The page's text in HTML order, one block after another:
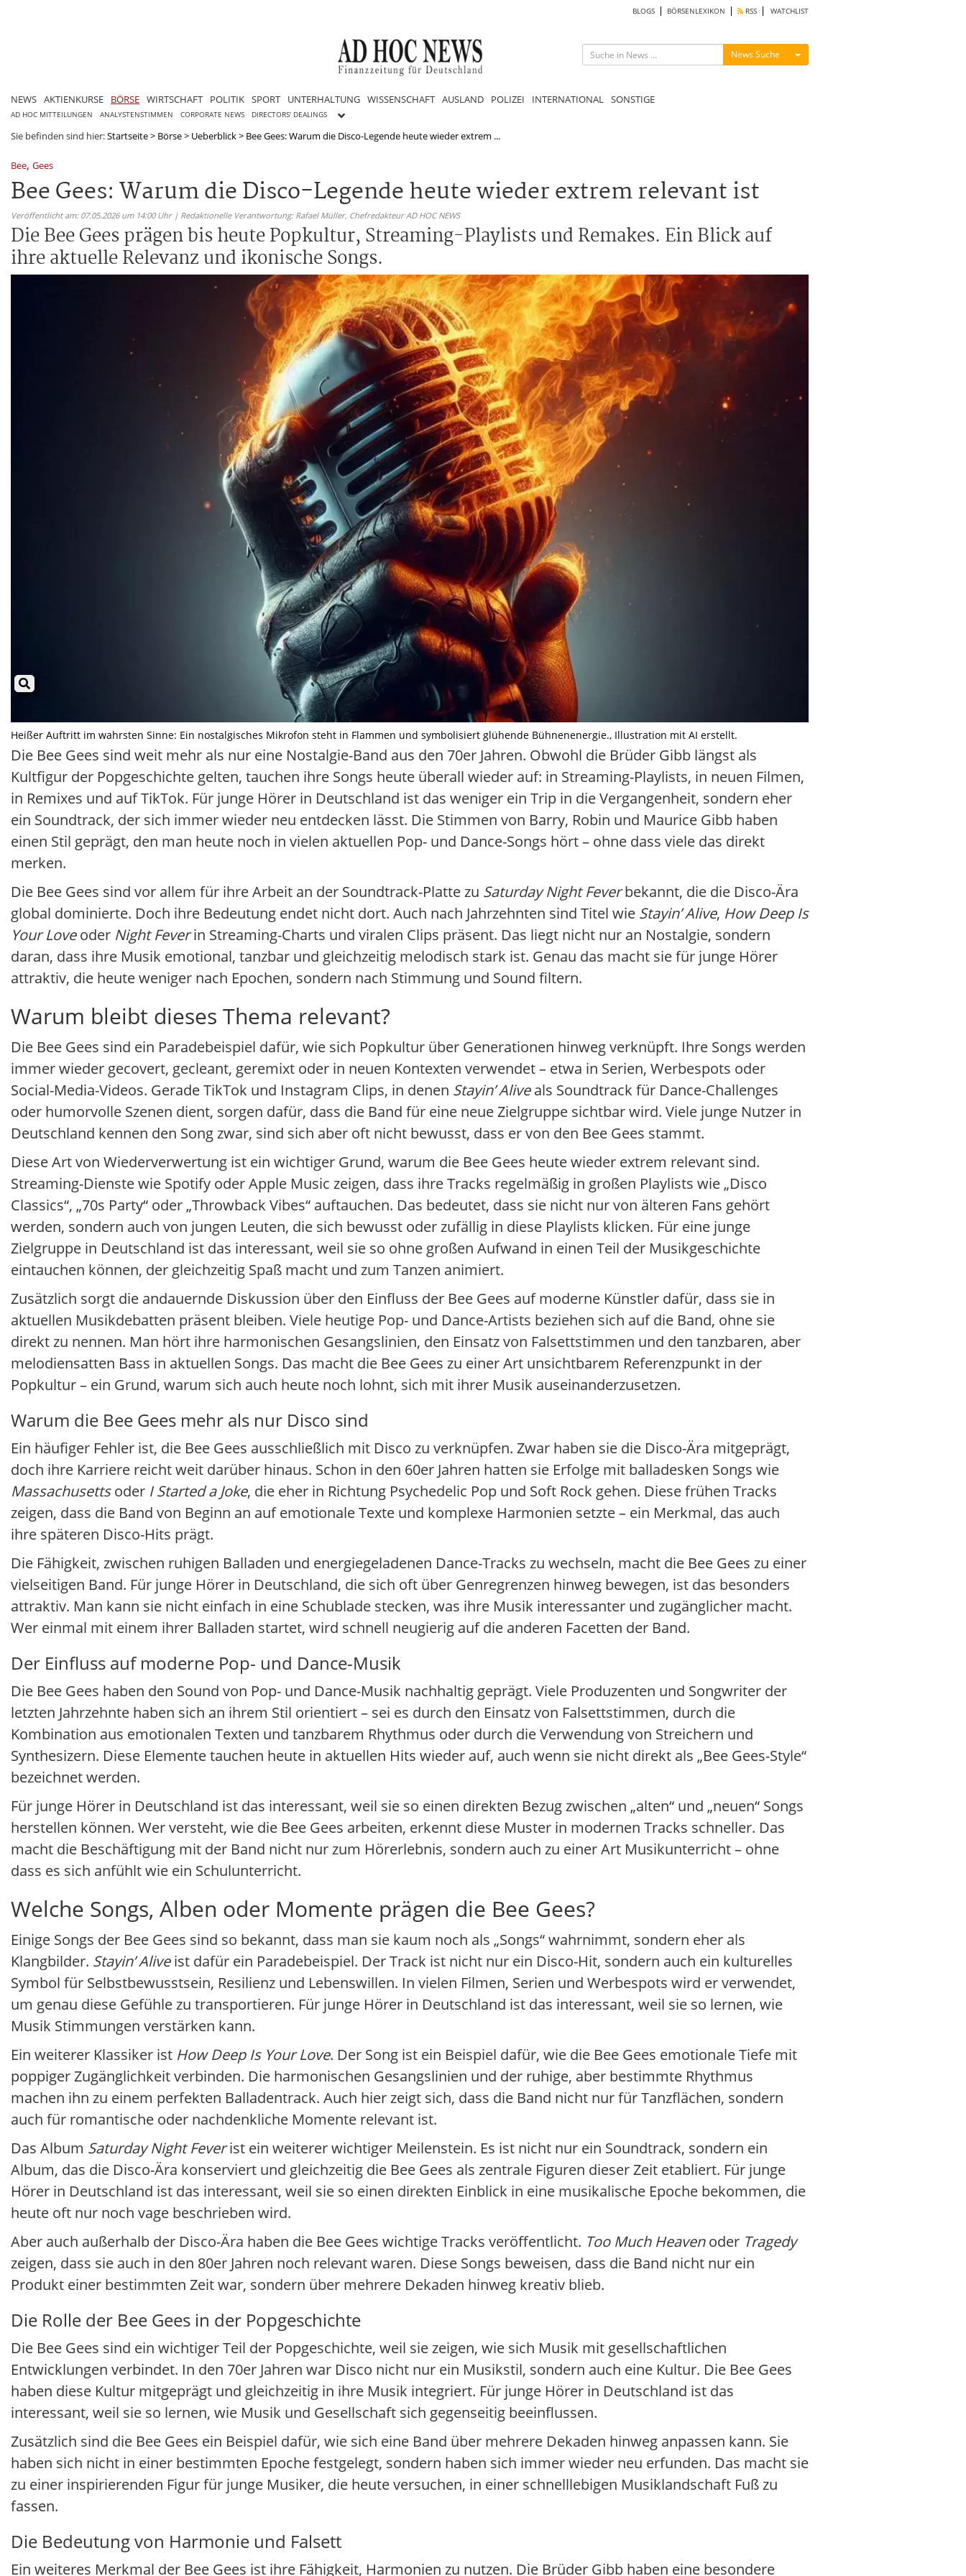
BLOGS BÖRSENLEXIKON RSS WATCHLIST
News Suche Menü ein-/ausblenden
NEWS AKTIENKURSE BÖRSE WIRTSCHAFT POLITIK SPORT UNTERHALTUNG WISSENSCHAFT AUSLAND POLIZEI INTERNATIONAL SONSTIGE
AD HOC MITTEILUNGEN ANALYSTENSTIMMEN CORPORATE NEWS DIRECTORS' DEALINGS
Sie befinden sind hier:Startseite> Börse> Ueberblick> Bee Gees: Warum die Disco-Legende heute wieder extrem ...
Bee, Gees
Bee Gees: Warum die Disco-Legende heute wieder extrem relevant ist
Veröffentlicht am: 07.05.2026 um 14:00 Uhr | Redaktionelle Verantwortung: Rafael Müller, Chefredakteur AD HOC NEWS
Die Bee Gees prägen bis heute Popkultur, Streaming-Playlists und Remakes. Ein Blick auf
ihre aktuelle Relevanz und ikonische Songs.
Heißer Auftritt im wahrsten Sinne: Ein nostalgisches Mikrofon steht in Flammen und symbolisiert glühende Bühnenenergie., Illustration mit AI erstellt.
Die Bee Gees sind weit mehr als nur eine Nostalgie-Band aus den 70er Jahren. Obwohl die Brüder Gibb längst als
Kultfigur der Popgeschichte gelten, tauchen ihre Songs heute überall wieder auf: in Streaming-Playlists, in neuen Filmen,
in Remixes und auf TikTok. Für junge Hörer in Deutschland ist das weniger ein Trip in die Vergangenheit, sondern eher
ein Soundtrack, der sich immer wieder neu entdecken lässt. Die Stimmen von Barry, Robin und Maurice Gibb haben
einen Stil geprägt, den man heute noch in vielen aktuellen Pop- und Dance-Songs hört – ohne dass viele das direkt
merken.
Die Bee Gees sind vor allem für ihre Arbeit an der Soundtrack-Platte zu Saturday Night Feverbekannt, die die Disco-Ära
global dominierte. Doch ihre Bedeutung endet nicht dort. Auch nach Jahrzehnten sind Titel wie Stayin’ Alive, How Deep Is
Your Loveoder Night Feverin Streaming-Charts und viralen Clips präsent. Das liegt nicht nur an Nostalgie, sondern
daran, dass ihre Musik emotional, tanzbar und gleichzeitig melodisch stark ist. Genau das macht sie für junge Hörer
attraktiv, die heute weniger nach Epochen, sondern nach Stimmung und Sound filtern.
Warum bleibt dieses Thema relevant?
Die Bee Gees sind ein Paradebeispiel dafür, wie sich Popkultur über Generationen hinweg verknüpft. Ihre Songs werden
immer wieder gecovert, gecleant, geremixt oder in neuen Kontexten verwendet – etwa in Serien, Werbespots oder
Social-Media-Videos. Gerade TikTok und Instagram Clips, in denen Stayin’ Aliveals Soundtrack für Dance-Challenges
oder humorvolle Szenen dient, sorgen dafür, dass die Band für eine neue Zielgruppe sichtbar wird. Viele junge Nutzer in
Deutschland kennen den Song zwar, sind sich aber oft nicht bewusst, dass er von den Bee Gees stammt.
Diese Art von Wiederverwertung ist ein wichtiger Grund, warum die Bee Gees heute wieder extrem relevant sind.
Streaming-Dienste wie Spotify oder Apple Music zeigen, dass ihre Tracks regelmäßig in großen Playlists wie „Disco
Classics“, „70s Party“ oder „Throwback Vibes“ auftauchen. Das bedeutet, dass sie nicht nur von älteren Fans gehört
werden, sondern auch von jungen Leuten, die sich bewusst oder zufällig in diese Playlists klicken. Für eine junge
Zielgruppe in Deutschland ist das interessant, weil sie so ohne großen Aufwand in einen Teil der Musikgeschichte
eintauchen können, der gleichzeitig Spaß macht und zum Tanzen animiert.
Zusätzlich sorgt die andauernde Diskussion über den Einfluss der Bee Gees auf moderne Künstler dafür, dass sie in
aktuellen Musikdebatten präsent bleiben. Viele heutige Pop- und Dance-Artists beziehen sich auf die Band, ohne sie
direkt zu nennen. Man hört ihre harmonischen Gesangslinien, den Einsatz von Falsettstimmen und den tanzbaren, aber
melodiensatten Bass in aktuellen Songs. Das macht die Bee Gees zu einer Art unsichtbarem Referenzpunkt in der
Popkultur – ein Grund, warum sich auch heute noch lohnt, sich mit ihrer Musik auseinanderzusetzen.
Warum die Bee Gees mehr als nur Disco sind
Ein häufiger Fehler ist, die Bee Gees ausschließlich mit Disco zu verknüpfen. Zwar haben sie die Disco-Ära mitgeprägt,
doch ihre Karriere reicht weit darüber hinaus. Schon in den 60er Jahren hatten sie Erfolge mit balladesken Songs wie
Massachusettsoder I Started a Joke, die eher in Richtung Psychedelic Pop und Soft Rock gehen. Diese frühen Tracks
zeigen, dass die Band von Beginn an auf emotionale Texte und komplexe Harmonien setzte – ein Merkmal, das auch
ihre späteren Disco-Hits prägt.
Die Fähigkeit, zwischen ruhigen Balladen und energiegeladenen Dance-Tracks zu wechseln, macht die Bee Gees zu einer
vielseitigen Band. Für junge Hörer in Deutschland, die sich oft über Genregrenzen hinweg bewegen, ist das besonders
attraktiv. Man kann sie nicht einfach in eine Schublade stecken, was ihre Musik interessanter und zugänglicher macht.
Wer einmal mit einem ihrer Balladen startet, wird schnell neugierig auf die anderen Facetten der Band.
Der Einfluss auf moderne Pop- und Dance-Musik
Die Bee Gees haben den Sound von Pop- und Dance-Musik nachhaltig geprägt. Viele Produzenten und Songwriter der
letzten Jahrzehnte haben sich an ihrem Stil orientiert – sei es durch den Einsatz von Falsettstimmen, durch die
Kombination aus emotionalen Texten und tanzbarem Rhythmus oder durch die Verwendung von Streichern und
Synthesizern. Diese Elemente tauchen heute in aktuellen Hits wieder auf, auch wenn sie nicht direkt als „Bee Gees-Style“
bezeichnet werden.
Für junge Hörer in Deutschland ist das interessant, weil sie so einen direkten Bezug zwischen „alten“ und „neuen“ Songs
herstellen können. Wer versteht, wie die Bee Gees arbeiten, erkennt diese Muster in modernen Tracks schneller. Das
macht die Beschäftigung mit der Band nicht nur zum Hörerlebnis, sondern auch zu einer Art Musikunterricht – ohne
dass es sich anfühlt wie ein Schulunterricht.
Welche Songs, Alben oder Momente prägen die Bee Gees?
Einige Songs der Bee Gees sind so bekannt, dass man sie kaum noch als „Songs“ wahrnimmt, sondern eher als
Klangbilder. Stayin’ Aliveist dafür ein Paradebeispiel. Der Track ist nicht nur ein Disco-Hit, sondern auch ein kulturelles
Symbol für Selbstbewusstsein, Resilienz und Lebenswillen. In vielen Filmen, Serien und Werbespots wird er verwendet,
um genau diese Gefühle zu transportieren. Für junge Hörer in Deutschland ist das interessant, weil sie so lernen, wie
Musik Stimmungen verstärken kann.
Ein weiterer Klassiker ist How Deep Is Your Love. Der Song ist ein Beispiel dafür, wie die Bee Gees emotionale Tiefe mit
poppiger Zugänglichkeit verbinden. Die harmonischen Gesangslinien und der ruhige, aber bestimmte Rhythmus
machen ihn zu einem perfekten Balladentrack. Auch hier zeigt sich, dass die Band nicht nur für Tanzflächen, sondern
auch für romantische oder nachdenkliche Momente relevant ist.
Das Album Saturday Night Feverist ein weiterer wichtiger Meilenstein. Es ist nicht nur ein Soundtrack, sondern ein
Album, das die Disco-Ära konserviert und gleichzeitig die Bee Gees als zentrale Figuren dieser Zeit etabliert. Für junge
Hörer in Deutschland ist das interessant, weil sie so einen direkten Einblick in eine musikalische Epoche bekommen, die
heute oft nur noch vage beschrieben wird.
Aber auch außerhalb der Disco-Ära haben die Bee Gees wichtige Tracks veröffentlicht. Too Much Heavenoder Tragedy
zeigen, dass sie auch in den 80er Jahren noch relevant waren. Diese Songs beweisen, dass die Band nicht nur ein
Produkt einer bestimmten Zeit war, sondern über mehrere Dekaden hinweg kreativ blieb.
Die Rolle der Bee Gees in der Popgeschichte
Die Bee Gees sind ein wichtiger Teil der Popgeschichte, weil sie zeigen, wie sich Musik mit gesellschaftlichen
Entwicklungen verbindet. In den 70er Jahren war Disco nicht nur ein Musikstil, sondern auch eine Kultur. Die Bee Gees
haben diese Kultur mitgeprägt und gleichzeitig in ihre Musik integriert. Für junge Hörer in Deutschland ist das
interessant, weil sie so lernen, wie Musik und Gesellschaft sich gegenseitig beeinflussen.
Zusätzlich sind die Bee Gees ein Beispiel dafür, wie sich eine Band über mehrere Dekaden hinweg anpassen kann. Sie
haben sich nicht in einer bestimmten Epoche festgelegt, sondern haben sich immer wieder neu erfunden. Das macht sie
zu einer inspirierenden Figur für junge Musiker, die heute versuchen, in einer schnelllebigen Musiklandschaft Fuß zu
fassen.
Die Bedeutung von Harmonie und Falsett
Ein weiteres Merkmal der Bee Gees ist ihre Fähigkeit, Harmonien zu nutzen. Die Brüder Gibb haben eine besondere